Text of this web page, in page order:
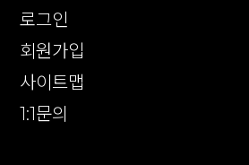
로그인
회원가입
사이트맵
1:1문의